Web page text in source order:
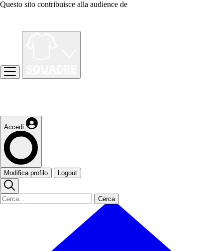
Questo sito contribuisce alla audience de
Accedi
Modifica profilo Logout
Cerca